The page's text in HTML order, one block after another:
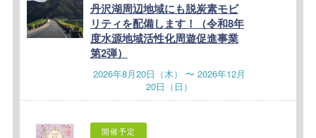
丹沢湖周辺地域にも脱炭素モビ
リティを配備します！（令和8年
度水源地域活性化周遊促進事業
第2弾）
2026年8月20日（木） 〜 2026年12月
20日（日）
開催予定